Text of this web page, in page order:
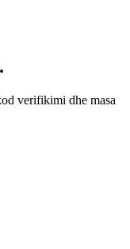
verifikimi dhe masa